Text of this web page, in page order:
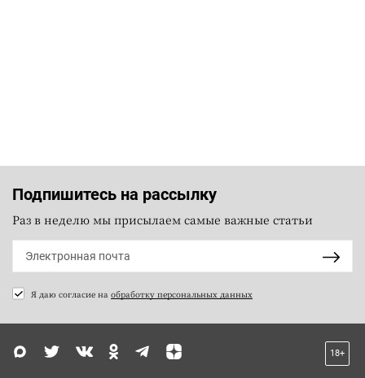
Подпишитесь на рассылку
Раз в неделю мы присылаем самые важные статьи
Я даю согласие на обработку персональных данных
18+